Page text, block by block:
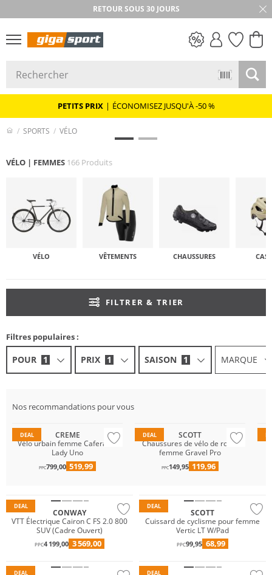
★★★★★ 4,8 / 5,0 ÉTOILES
RETOUR SOUS 30 JOURS
PETITS PRIX | ÉCONOMISEZ JUSQU'À -50 %
SPORTS VÉLO
VÉLO | FEMMES 166 Produits
VÉLO VÊTEMENTS CHAUSSURES
FILTRER & TRIER
Filtres populaires :
POUR 1 PRIX 1 SAISON 1 MARQUE
Nos recommandations pour vous
DEAL
CREME
Vélo urbain femme Caferacer
Lady Uno
PPC799,00 519,99
DEAL
SCOTT
Chaussures de vélo de route
femme Gravel Pro
PPC149,95 119,96
DEAL
CONWAY
VTT Électrique Cairon C FS 2.0 800
SUV (Cadre Ouvert)
PPC4 199,00 3 569,00
DEAL
SCOTT
Cuissard de cyclisme pour femme
Vertic LT W/Pad
PPC99,95 68,99
DEAL DEAL